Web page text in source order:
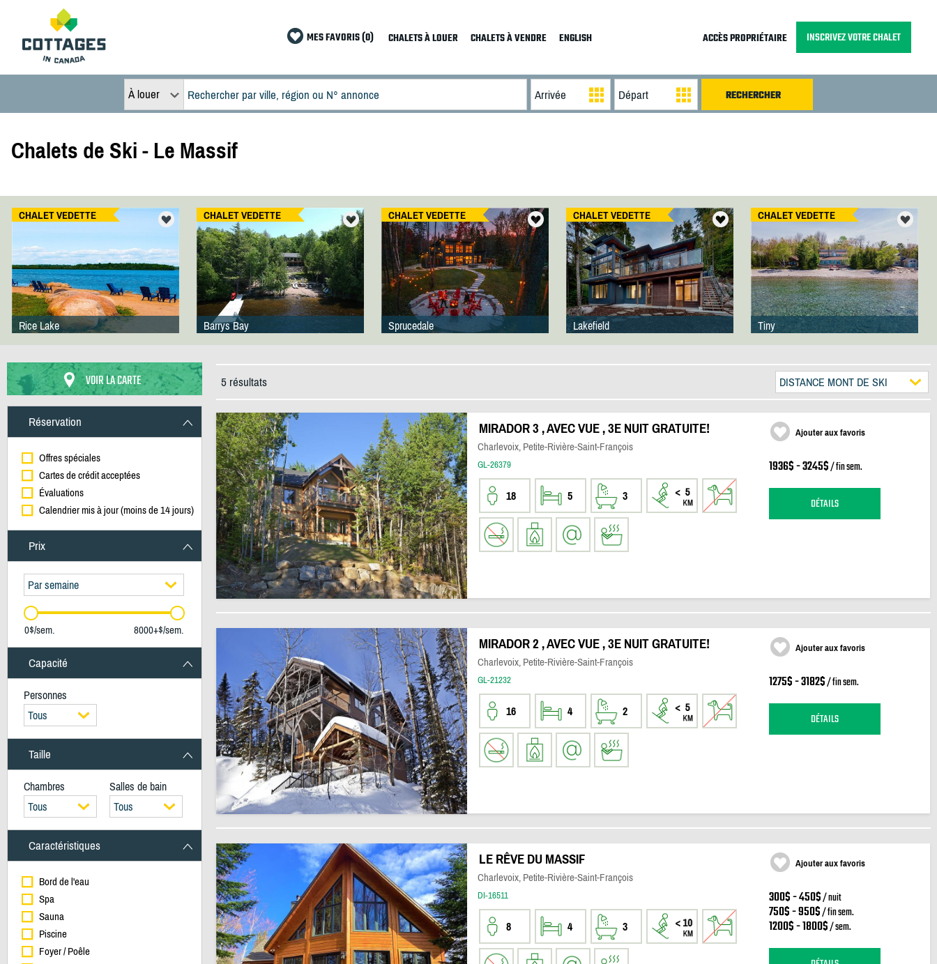
MES FAVORIS (0) CHALETS À LOUER CHALETS À VENDRE ENGLISH ACCÈS PROPRIÉTAIRE INSCRIVEZ VOTRE CHALET
À louer
Chalets de Ski - Le Massif
CHALET VEDETTE
Rice Lake
CHALET VEDETTE
Barrys Bay
CHALET VEDETTE
Sprucedale
CHALET VEDETTE
Lakefield
CHALET VEDETTE
Tiny
VOIR LA CARTE
Réservation
Offres spéciales
Cartes de crédit acceptées
Évaluations
Calendrier mis à jour (moins de 14 jours)
Prix
Par semaine
0$/sem. 8000+$/sem.
Capacité
Personnes
Tous
Taille
Chambres
Salles de bain
Tous
Tous
Caractéristiques
Bord de l'eau
Spa
Sauna
Piscine
Foyer / Poêle
5 résultats DISTANCE MONT DE SKI
MIRADOR 3 , AVEC VUE , 3E NUIT GRATUITE!
Charlevoix, Petite-Rivière-Saint-François
GL-26379
18 5 3
Ajouter aux favoris
1936$ - 3245$/ fin sem.
DÉTAILS
MIRADOR 2 , AVEC VUE , 3E NUIT GRATUITE!
Charlevoix, Petite-Rivière-Saint-François
GL-21232
16 4 2
Ajouter aux favoris
1275$ - 3182$/ fin sem.
DÉTAILS
LE RÊVE DU MASSIF
Charlevoix, Petite-Rivière-Saint-François
DI-16511
8 4 3
Ajouter aux favoris
300$ - 450$/ nuit
750$ - 950$/ fin sem.
1200$ - 1800$/ sem.